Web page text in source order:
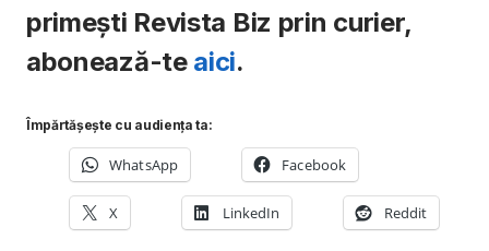
primești Revista Biz prin curier,
abonează-te aici.
Împărtășește cu audiența ta:
WhatsApp Facebook
X LinkedIn Reddit